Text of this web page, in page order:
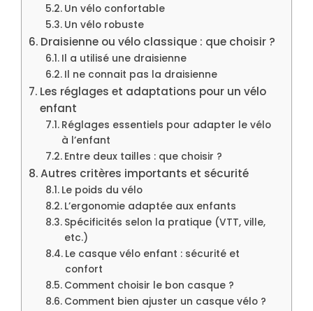
Un vélo confortable
Un vélo robuste
Draisienne ou vélo classique : que choisir ?
Il a utilisé une draisienne
Il ne connait pas la draisienne
Les réglages et adaptations pour un vélo
enfant
Réglages essentiels pour adapter le vélo
à l’enfant
Entre deux tailles : que choisir ?
Autres critères importants et sécurité
Le poids du vélo
L’ergonomie adaptée aux enfants
Spécificités selon la pratique (VTT, ville,
etc.)
Le casque vélo enfant : sécurité et
confort
Comment choisir le bon casque ?
Comment bien ajuster un casque vélo ?